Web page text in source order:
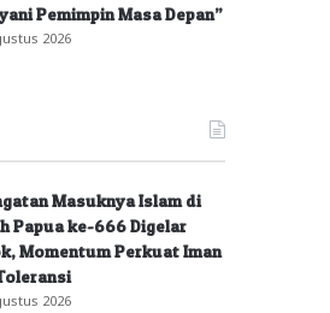
Pemimpin Masa Depan”
2026
Masuknya Islam di
Papua ke-666 Digelar
Momentum Perkuat Iman
2026